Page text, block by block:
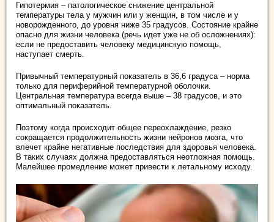
Гипотермия – патологическое снижение центральной
температуры тела у мужчин или у женщин, в том числе и у
новорожденного, до уровня ниже 35 градусов. Состояние крайне
опасно для жизни человека (речь идет уже не об осложнениях):
если не предоставить человеку медицинскую помощь,
наступает смерть.
Привычный температурный показатель в 36,6 градуса – норма
только для периферийной температурной оболочки.
Центральная температура всегда выше – 38 градусов, и это
оптимальный показатель.
Поэтому когда происходит общее переохлаждение, резко
сокращается продолжительность жизни нейронов мозга, что
влечет крайне негативные последствия для здоровья человека.
В таких случаях должна предоставляться неотложная помощь.
Малейшее промедление может привести к летальному исходу.